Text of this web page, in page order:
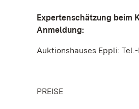
Expertenschätzung beim
Anmeldung:
Auktionshauses Eppli: Tel.-
PREISE